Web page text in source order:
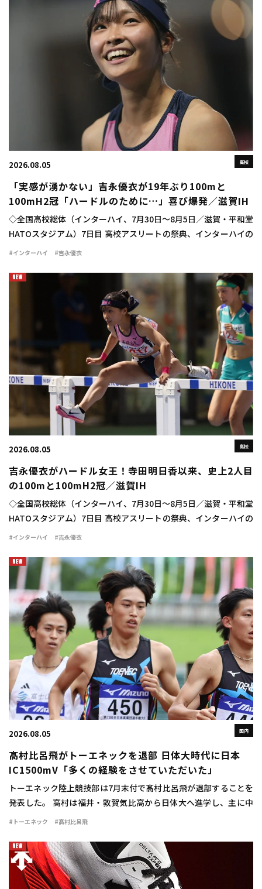
高校
2026.08.05
「実感が湧かない」吉永優衣が19年ぶり100mと
100mH2冠「ハードルのために…」喜び爆発／滋賀IH
◇全国高校総体（インターハイ、7月30日～8月5日／滋賀・平和堂
HATOスタジアム）7日目 高校アスリートの祭典、インターハイの
最終日に女子100mハードル決勝が行われ、吉永優衣（長崎日大
#インターハイ #吉永優衣
高校
2026.08.05
吉永優衣がハードル女王！寺田明日香以来、史上2人目
の100mと100mH2冠／滋賀IH
◇全国高校総体（インターハイ、7月30日～8月5日／滋賀・平和堂
HATOスタジアム）7日目 高校アスリートの祭典、インターハイの
最終日に女子100mハードル決勝が行われ、吉永優衣（長崎日大
#インターハイ #吉永優衣
国内
2026.08.05
髙村比呂飛がトーエネックを退部 日体大時代に日本
IC1500mV「多くの経験をさせていただいた」
トーエネック陸上競技部は7月末付で髙村比呂飛が退部することを
発表した。 高村は福井・敦賀気比高から日体大へ進学し、主に中
距離で活躍。1500mで2年時に3分42秒76をマークすると、3、4年
#トーエネック #髙村比呂飛